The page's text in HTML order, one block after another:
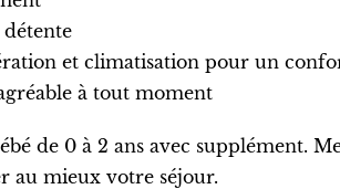
et climatisation pour un
à tout moment
de 0 à 2 ans avec supplément.
au mieux votre séjour.